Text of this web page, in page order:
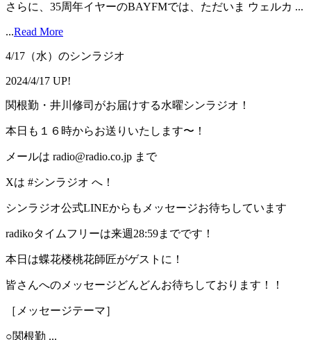
さらに、35周年イヤーのBAYFMでは、ただいま ウェルカ ...
...Read More
4/17（水）のシンラジオ
2024/4/17 UP!
関根勤・井川修司がお届けする水曜シンラジオ！
本日も１６時からお送りいたします〜！
メールは radio@radio.co.jp まで
Xは #シンラジオ へ！
シンラジオ公式LINEからもメッセージお待ちしています
radikoタイムフリーは来週28:59までです！
本日は蝶花楼桃花師匠がゲストに！
皆さんへのメッセージどんどんお待ちしております！！
［メッセージテーマ］
○関根勤 ...